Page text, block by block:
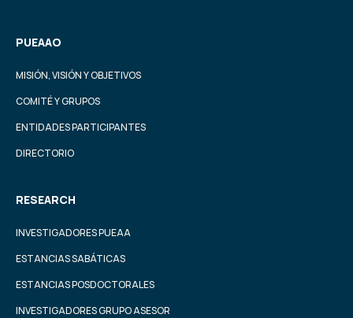
PUEAAO
MISIÓN, VISIÓN Y OBJETIVOS
COMITÉ Y GRUPOS
ENTIDADES PARTICIPANTES
DIRECTORIO
RESEARCH
INVESTIGADORES PUEAA
ESTANCIAS SABÁTICAS
ESTANCIAS POSDOCTORALES
INVESTIGADORES GRUPO ASESOR